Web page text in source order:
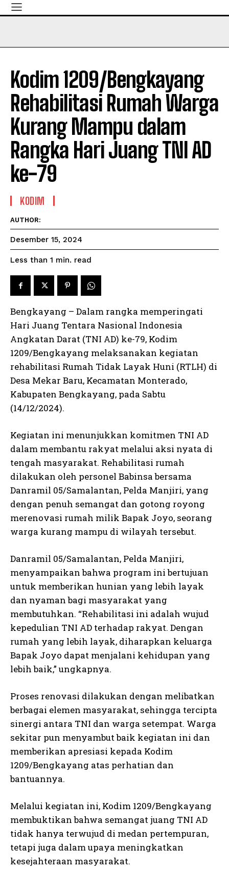
Kodim 1209/Bengkayang
Rehabilitasi Rumah Warga
Kurang Mampu dalam
Rangka Hari Juang TNI AD
ke-79
KODIM
AUTHOR:
Desember 15, 2024
Less than 1 min. read
Bengkayang – Dalam rangka memperingati
Hari Juang Tentara Nasional Indonesia
Angkatan Darat (TNI AD) ke-79, Kodim
1209/Bengkayang melaksanakan kegiatan
rehabilitasi Rumah Tidak Layak Huni (RTLH) di
Desa Mekar Baru, Kecamatan Monterado,
Kabupaten Bengkayang, pada Sabtu
(14/12/2024).
Kegiatan ini menunjukkan komitmen TNI AD
dalam membantu rakyat melalui aksi nyata di
tengah masyarakat. Rehabilitasi rumah
dilakukan oleh personel Babinsa bersama
Danramil 05/Samalantan, Pelda Manjiri, yang
dengan penuh semangat dan gotong royong
merenovasi rumah milik Bapak Joyo, seorang
warga kurang mampu di wilayah tersebut.
Danramil 05/Samalantan, Pelda Manjiri,
menyampaikan bahwa program ini bertujuan
untuk memberikan hunian yang lebih layak
dan nyaman bagi masyarakat yang
membutuhkan. “Rehabilitasi ini adalah wujud
kepedulian TNI AD terhadap rakyat. Dengan
rumah yang lebih layak, diharapkan keluarga
Bapak Joyo dapat menjalani kehidupan yang
lebih baik,” ungkapnya.
Proses renovasi dilakukan dengan melibatkan
berbagai elemen masyarakat, sehingga tercipta
sinergi antara TNI dan warga setempat. Warga
sekitar pun menyambut baik kegiatan ini dan
memberikan apresiasi kepada Kodim
1209/Bengkayang atas perhatian dan
bantuannya.
Melalui kegiatan ini, Kodim 1209/Bengkayang
membuktikan bahwa semangat juang TNI AD
tidak hanya terwujud di medan pertempuran,
tetapi juga dalam upaya meningkatkan
kesejahteraan masyarakat.